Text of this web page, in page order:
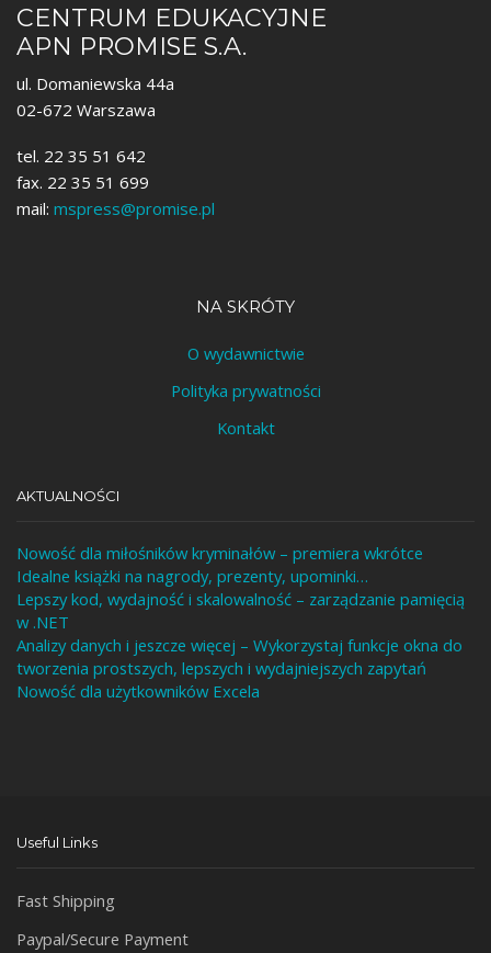
CENTRUM EDUKACYJNE
APN PROMISE S.A.
ul. Domaniewska 44a
02-672 Warszawa
tel. 22 35 51 642
fax. 22 35 51 699
mail: mspress@promise.pl
NA SKRÓTY
O wydawnictwie
Polityka prywatności
Kontakt
AKTUALNOŚCI
Nowość dla miłośników kryminałów – premiera wkrótce
Idealne książki na nagrody, prezenty, upominki…
Lepszy kod, wydajność i skalowalność – zarządzanie pamięcią
w .NET
Analizy danych i jeszcze więcej – Wykorzystaj funkcje okna do
tworzenia prostszych, lepszych i wydajniejszych zapytań
Nowość dla użytkowników Excela
Useful Links
Fast Shipping
Paypal/Secure Payment